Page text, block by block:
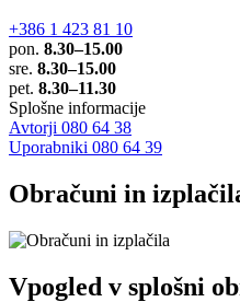
+386 1 423 81 10
pon. 8.30–15.00
sre. 8.30–15.00
pet. 8.30–11.30
Splošne informacije
Avtorji 080 64 38
Uporabniki 080 64 39
Obračuni in
Vpogled v splošni